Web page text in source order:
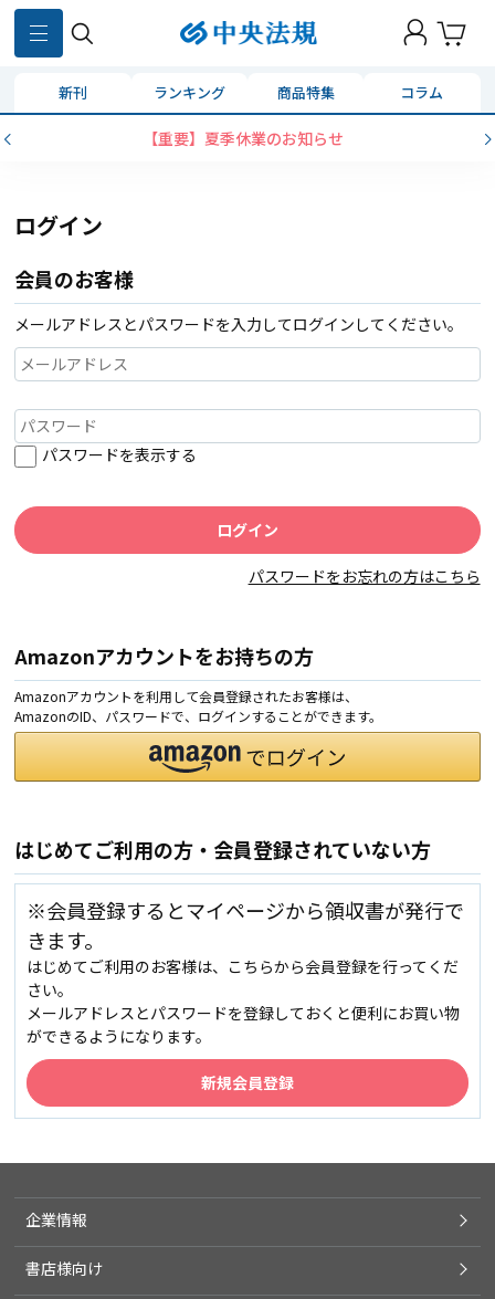
新刊 ランキング 商品特集 コラム
【重要】夏季休業のお知らせ
ログイン
会員のお客様
メールアドレスとパスワードを入力してログインしてください。
パスワードを表示する
パスワードをお忘れの方はこちら
Amazonアカウントをお持ちの方
Amazonアカウントを利用して会員登録されたお客様は、
AmazonのID、パスワードで、ログインすることができます。
はじめてご利用の方・会員登録されていない方
※会員登録するとマイページから領収書が発行で
きます。
はじめてご利用のお客様は、こちらから会員登録を行ってくだ
さい。
メールアドレスとパスワードを登録しておくと便利にお買い物
ができるようになります。
企業情報
書店様向け